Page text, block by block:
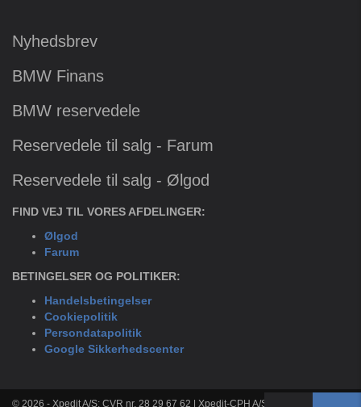
Nyhedsbrev
BMW Finans
BMW reservedele
Reservedele til salg - Farum
Reservedele til salg - Ølgod
FIND VEJ TIL VORES AFDELINGER:
Ølgod
Farum
BETINGELSER OG POLITIKER:
Handelsbetingelser
Cookiepolitik
Persondatapolitik
Google Sikkerhedscenter
© 2026 - Xpedit A/S: CVR nr. 28 29 67 62 | Xpedit-CPH A/S: CVR nr. 33 36 80